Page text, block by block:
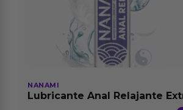
NANAMI
Lubricante Anal Relajante